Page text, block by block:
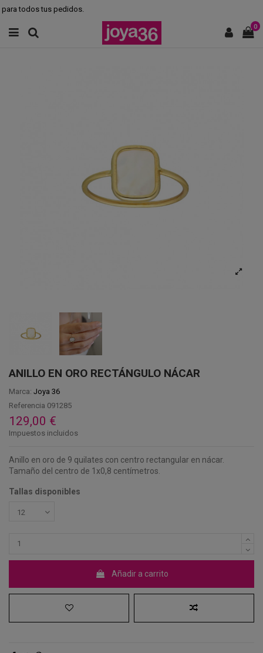
todos tus pedidos.
0
ANILLO EN ORO RECTÁNGULO NÁCAR
Marca: Joya 36
Referencia 091285
129,00 €
Impuestos incluidos
Anillo en oro de 9 quilates con centro rectangular en nácar.
Tamaño del centro de 1x0,8 centímetros.
Tallas disponibles
Añadir a carrito